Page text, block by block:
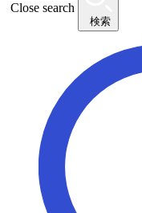
Close search
検索